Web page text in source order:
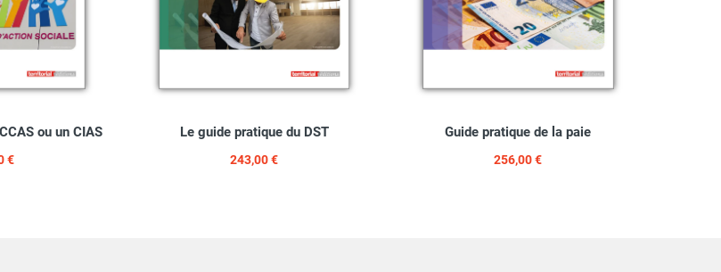
ou un CIAS
€
Le guide pratique du DST
243,00 €
Guide pratique de la paie
256,00 €